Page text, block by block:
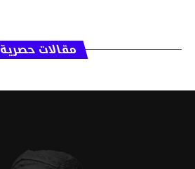
مقالات حصرية